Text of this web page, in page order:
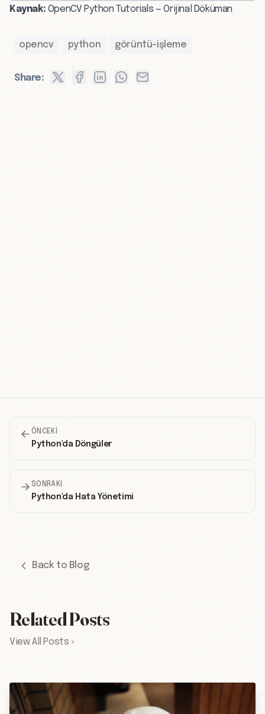
Kaynak: OpenCV Python Tutorials — Orijinal Döküman
opencv python görüntü-işleme
Share:
ÖNCEKI
Python'da Döngüler
SONRAKI
Python'da Hata Yönetimi
Back to Blog
Related Posts
View All Posts »